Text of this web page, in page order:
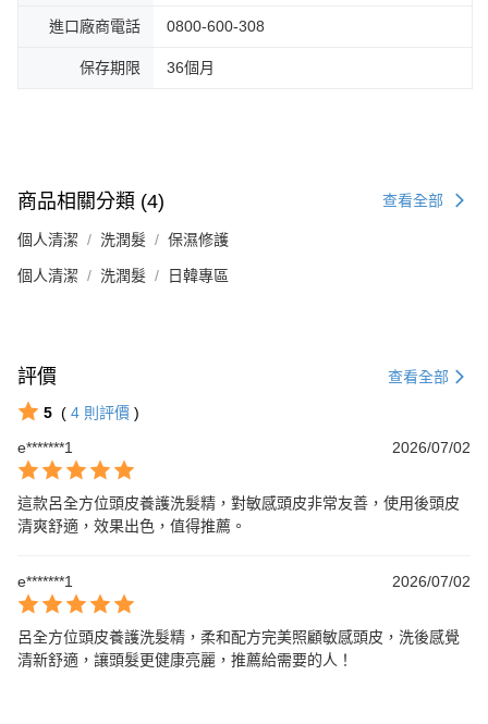
進口廠商電話 0800-600-308
保存期限 36個月
商品相關分類 (4) 查看全部
個人清潔 洗潤髮 保濕修護
個人清潔 洗潤髮 日韓專區
評價 查看全部
5 ( 4 則評價 )
e*******1
2026/07/02
這款呂全方位頭皮養護洗髮精，對敏感頭皮非常友善，使用後頭皮
清爽舒適，效果出色，值得推薦。
e*******1 2026/07/02
呂全方位頭皮養護洗髮精，柔和配方完美照顧敏感頭皮，洗後感覺
清新舒適，讓頭髮更健康亮麗，推薦給需要的人！